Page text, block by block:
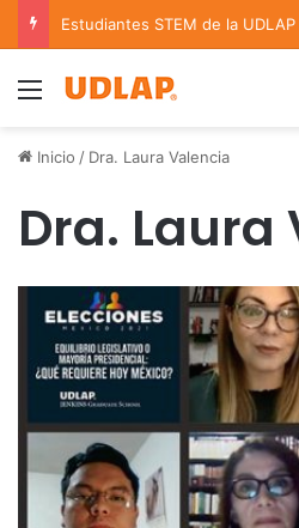
Menu
Inicio / Dra. Laura Valencia
Dra. Laura